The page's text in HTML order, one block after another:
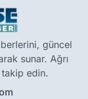
güncel
sunar. Ağrı
edin.